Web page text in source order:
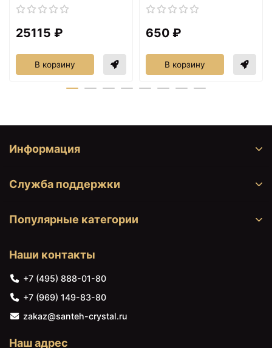
43,5х24х1,7 см Blanco
227697
43,5х24х2,1 см Blanco
227699
17200 ₽
229238
232846
25115 ₽
В корзину
650 ₽
В корзину
Информация
Служба поддержки
Популярные категории
Наши контакты
+7 (495) 888-01-80
+7 (969) 149-83-80
zakaz@santeh-crystal.ru
Наш адрес